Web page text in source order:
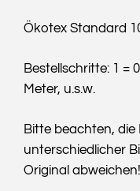
Ökotex Standard
Bestellschritte: 1 =
Meter, u.s.w.
Bitte beachten,
unterschiedlicher
Original abweichen!